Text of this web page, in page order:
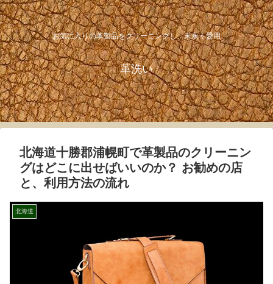
お気に入りの革製品をクリーニングし、末永く愛用
革洗い
北海道十勝郡浦幌町で革製品のクリーニン
グはどこに出せばいいのか？ お勧めの店
と、利用方法の流れ
北海道